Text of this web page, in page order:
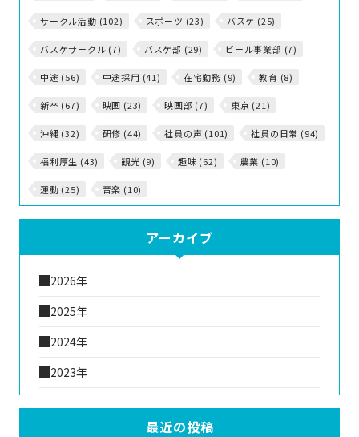
サークル活動 (102) スポーツ (23) バスケ (25)
バスケサークル (7) バスケ部 (29) ビール事業部 (7)
中途 (56) 中途採用 (41) 在宅勤務 (9) 教育 (8)
新卒 (67) 映画 (23) 映画部 (7) 東京 (21)
沖縄 (32) 研修 (44) 社員の声 (101) 社員の日常 (94)
福利厚生 (43) 観光 (9) 趣味 (62) 農業 (10)
運動 (25) 音楽 (10)
アーカイブ
2026年
2025年
2024年
2023年
最近の投稿